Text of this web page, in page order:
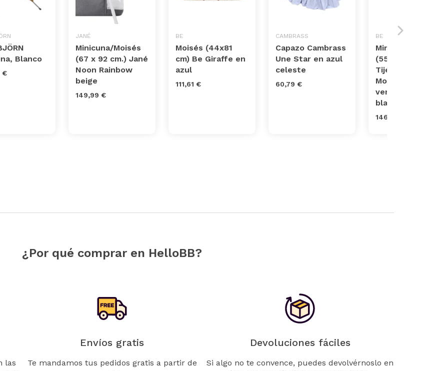
Blanco
€
JANÉ
Minicuna/Moisés
(67 x 92 cm.) Jané
Noon Rainbow
beige
149,99 €
BE
Moisés (44x81
cm) Be Giraffe en
azul
111,61 €
CAMBRASS
Capazo Cambrass
Une Star en azul
celeste
60,79 €
BE
Minicuna
(55x87x74 cm)
Tijera Madera Be
Moon en color
verde con patas
blancas
146,08 €
¿Por qué comprar en HelloBB?
las
Envíos gratis
Te mandamos tus pedidos gratis a partir de
Devoluciones fáciles
Si algo no te convence, puedes devolvérnoslo en